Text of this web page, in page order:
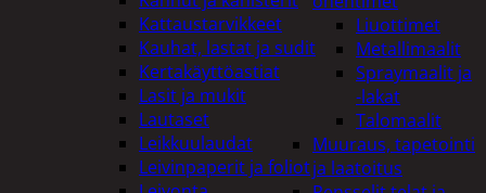
Liuottimet
Metallimaalit
Spraymaalit ja
-lakat
Talomaalit
Muuraus, tapetointi
ja laatoitus
Kattaustarvikkeet
Kauhat, lastat ja sudit
Kertakäyttöastiat
Lasit ja mukit
Lautaset
Leikkuulaudat
Leivinpaperit ja foliot